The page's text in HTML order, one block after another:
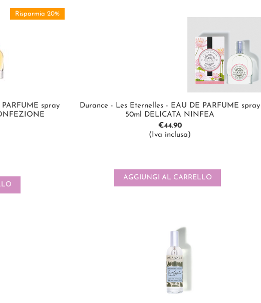
Risparmia 20%
spray
Durance - Les Eternelles - EAU DE PARFUME spray
50ml DELICATA NINFEA
€44.90
(Iva inclusa)
AGGIUNGI AL CARRELLO